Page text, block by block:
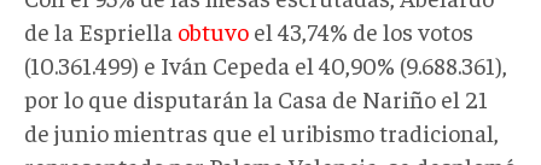
de la Espriella obtuvo el 43,74% de los votos
(10.361.499) e Iván Cepeda el 40,90% (9.688.361),
por lo que disputarán la Casa de Nariño el 21
de junio mientras que el uribismo tradicional,